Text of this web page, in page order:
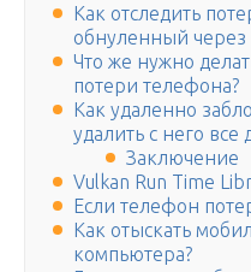
Как отследить
обнуленный
Что же нужно
потери телефона?
Как удаленно
удалить с него все
Заключение
Vulkan Run Time
Если телефон
Как отыскать
компьютера?